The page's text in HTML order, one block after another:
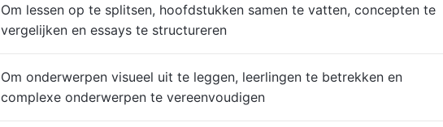
Om lessen op te splitsen, hoofdstukken samen te vatten, concepten te
vergelijken en essays te structureren
Om onderwerpen visueel uit te leggen, leerlingen te betrekken en
complexe onderwerpen te vereenvoudigen